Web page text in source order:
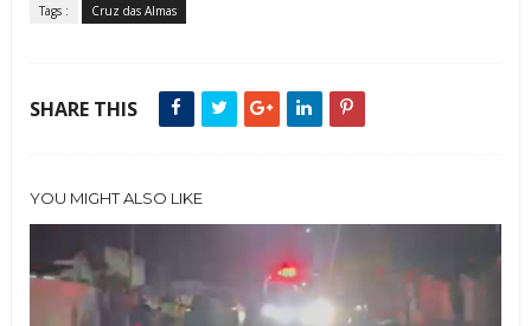
Tags : Cruz das Almas
SHARE THIS
YOU MIGHT ALSO LIKE